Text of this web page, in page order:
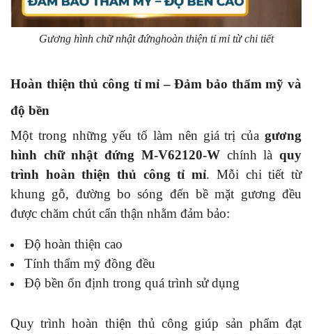
Gương hình chữ nhật đứnghoàn thiện tỉ mỉ từ chi tiết
Hoàn thiện thủ công tỉ mỉ – Đảm bảo thẩm mỹ và
độ bền
Một trong những yếu tố làm nên giá trị của gương
hình chữ nhật đứng M-V62120-Wchính làquy
trình hoàn thiện thủ công tỉ mỉ. Mỗi chi tiết từ
khung gỗ, đường bo sóng đến bề mặt gương đều
được chăm chút cẩn thận nhằm đảm bảo:
Độ hoàn thiện cao
Tính thẩm mỹ đồng đều
Độ bền ổn định trong quá trình sử dụng
Quy trình hoàn thiện thủ công giúp sản phẩm đạt